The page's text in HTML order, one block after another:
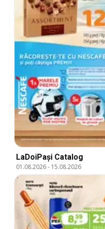
LaDoiPași Catalog
01.08.2026- 15.08.2026